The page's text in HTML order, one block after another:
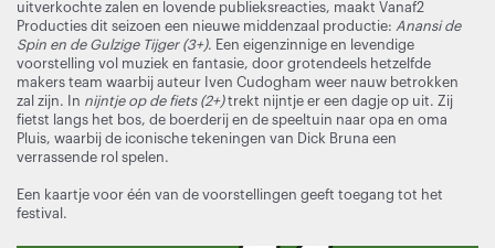
uitverkochte zalen en lovende publieksreacties, maakt Vanaf2
Producties dit seizoen een nieuwe middenzaal productie: Anansi de
Spin en de Gulzige Tijger (3+). Een eigenzinnige en levendige
voorstelling vol muziek en fantasie, door grotendeels hetzelfde
makers team waarbij auteur Iven Cudogham weer nauw betrokken
zal zijn. In nijntje op de fiets (2+)trekt nijntje er een dagje op uit. Zij
fietst langs het bos, de boerderij en de speeltuin naar opa en oma
Pluis, waarbij de iconische tekeningen van Dick Bruna een
verrassende rol spelen.
Een kaartje voor één van de voorstellingen geeft toegang tot het
festival.